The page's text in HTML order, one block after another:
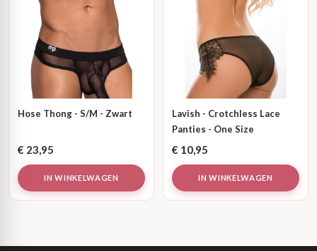
Hose Thong - S/M - Zwart
€ 23,95
IN WINKELWAGEN
Lavish - Crotchless Lace
Panties - One Size
€ 10,95
IN WINKELWAGEN